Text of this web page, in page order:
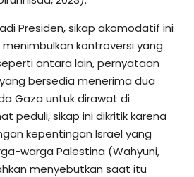
Presiden, sikap akomodatif ini
kontroversi yang
antara lain, pernyataan
bersedia menerima dua
Gaza untuk dirawat di
peduli, sikap ini dikritik karena
kepentingan Israel yang
warga Palestina (Wahyuni,
menyebutkan saat itu